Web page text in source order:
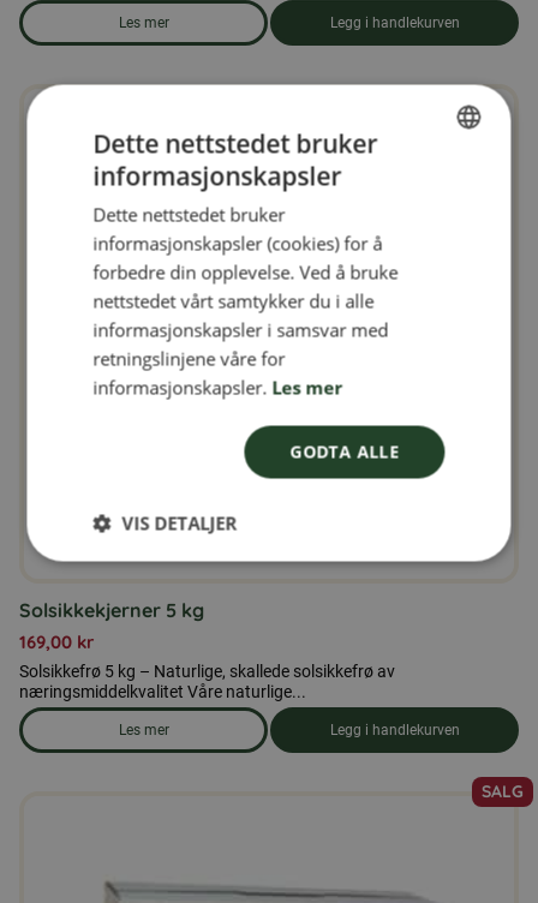
Les mer
om produkten Duefôr 25 kg
Legg i handlekurven
Solsikkekjerner 5 kg
169,00 kr
Solsikkefrø 5 kg – Naturlige, skallede solsikkefrø av
næringsmiddelkvalitet Våre naturlige...
Les mer
om produkten Solsikkekjerner 5 kg
Legg i handlekurven
SALG
Dette nettstedet bruker
informasjonskapsler
Dette nettstedet bruker
informasjonskapsler (cookies) for å
forbedre din opplevelse. Ved å bruke
nettstedet vårt samtykker du i alle
informasjonskapsler i samsvar med
retningslinjene våre for
informasjonskapsler. Les mer
GODTA ALLE
VIS DETALJER